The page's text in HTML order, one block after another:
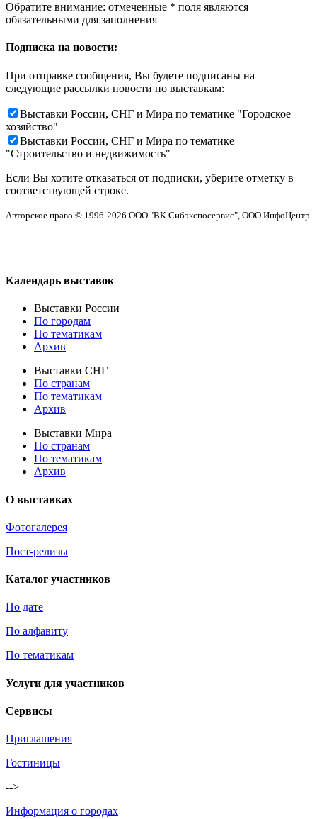
Обратите внимание: отмеченные * поля являются
обязательными для заполнения
Подписка на новости:
При отправке сообщения, Вы будете подписаны на
следующие рассылки новости по выставкам:
Выставки России, СНГ и Мира по тематике "Городское
хозяйство"
Выставки России, СНГ и Мира по тематике
"Строительство и недвижимость"
Если Вы хотите отказаться от подписки, уберите отметку в
соответствующей строке.
Авторское право © 1996-2026 ООО "ВК Сибэкспосервис", ООО ИнфоЦентр
Календарь выставок
Выставки России
По городам
По тематикам
Архив
Выставки СНГ
По странам
По тематикам
Архив
Выставки Мира
По странам
По тематикам
Архив
О выставках
Фотогалерея
Пост-релизы
Каталог участников
По дате
По алфавиту
По тематикам
Услуги для участников
Сервисы
Приглашения
Гостиницы
-->
Информация о городах